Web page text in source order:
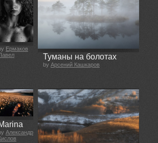
Ермаков
Туманы на болотах
by Арсений Кашкаров
Александр